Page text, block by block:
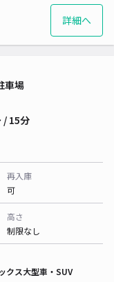
詳細へ
車場
/ 15分
再入庫
可
高さ
制限なし
クス大型車・SUV